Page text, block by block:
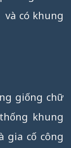
có khung
giống chữ
khung
gia cố công